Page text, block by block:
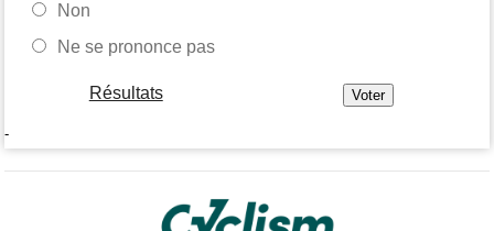
Non
Ne se prononce pas
Résultats
-